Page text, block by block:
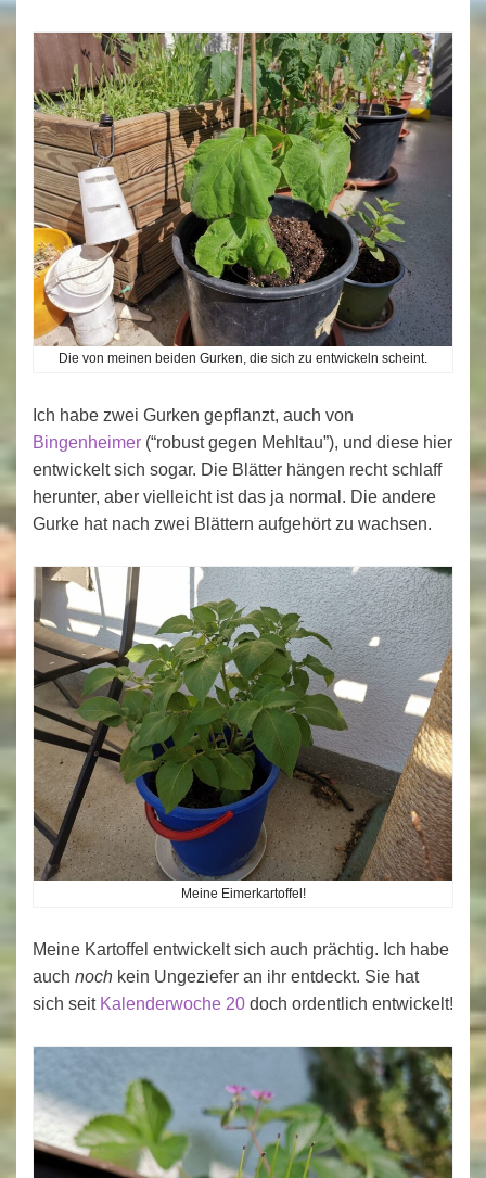
Die von meinen beiden Gurken, die sich zu entwickeln scheint.
Ich habe zwei Gurken gepflanzt, auch von
Bingenheimer (“robust gegen Mehltau”), und diese hier
entwickelt sich sogar. Die Blätter hängen recht schlaff
herunter, aber vielleicht ist das ja normal. Die andere
Gurke hat nach zwei Blättern aufgehört zu wachsen.
Meine Eimerkartoffel!
Meine Kartoffel entwickelt sich auch prächtig. Ich habe
auch noch kein Ungeziefer an ihr entdeckt. Sie hat
sich seit Kalenderwoche 20 doch ordentlich entwickelt!